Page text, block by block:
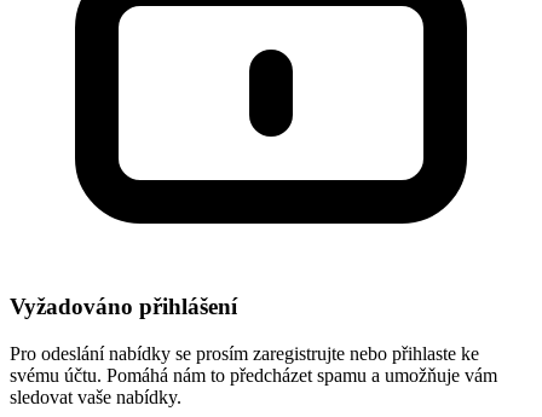
Vyžadováno přihlášení
Pro odeslání nabídky se prosím zaregistrujte nebo přihlaste ke
svému účtu. Pomáhá nám to předcházet spamu a umožňuje vám
sledovat vaše nabídky.